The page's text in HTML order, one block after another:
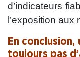
d’indicateurs
l’exposition aux
En
toujours pas